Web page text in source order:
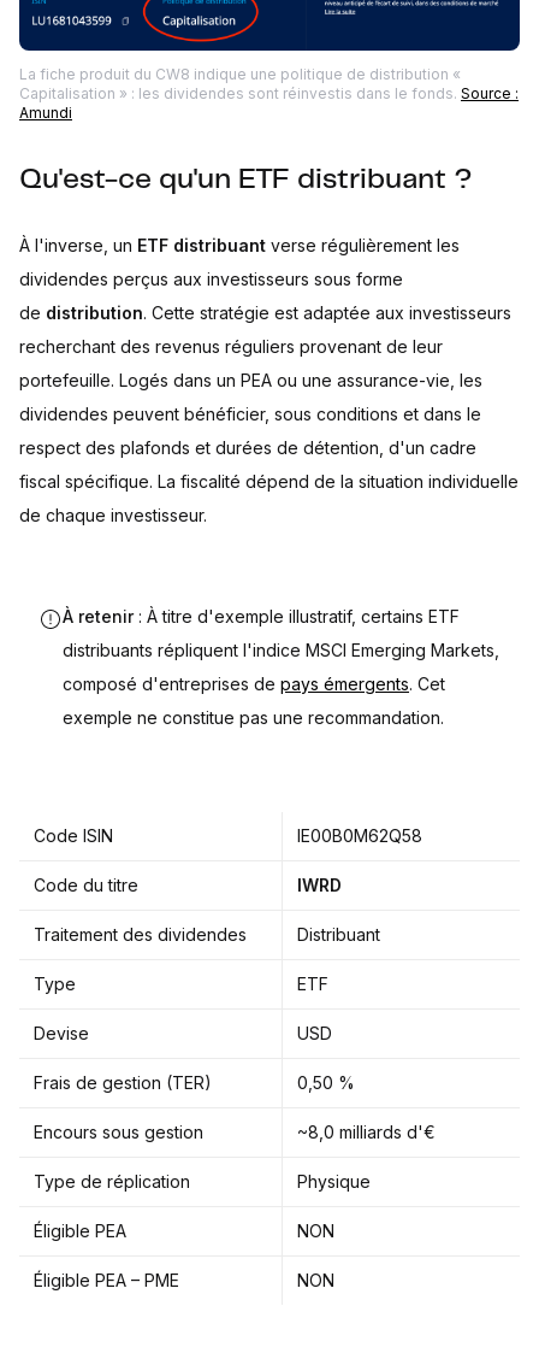
La fiche produit du CW8 indique une politique de distribution «
Capitalisation » : les dividendes sont réinvestis dans le fonds. Source :
Amundi
Qu'est-ce qu'un ETF distribuant ?
À l'inverse, un ETF distribuant verse régulièrement les
dividendes perçus aux investisseurs sous forme
de distribution. Cette stratégie est adaptée aux investisseurs
recherchant des revenus réguliers provenant de leur
portefeuille. Logés dans un PEA ou une assurance-vie, les
dividendes peuvent bénéficier, sous conditions et dans le
respect des plafonds et durées de détention, d'un cadre
fiscal spécifique. La fiscalité dépend de la situation individuelle
de chaque investisseur.
À retenir : À titre d'exemple illustratif, certains ETF
distribuants répliquent l'indice MSCI Emerging Markets,
composé d'entreprises de pays émergents. Cet
exemple ne constitue pas une recommandation.
Code ISIN IE00B0M62Q58
Code du titre IWRD
Traitement des dividendes Distribuant
Type ETF
Devise USD
Frais de gestion (TER) 0,50 %
Encours sous gestion ~8,0 milliards d'€
Type de réplication Physique
Éligible PEA NON
Éligible PEA – PME NON